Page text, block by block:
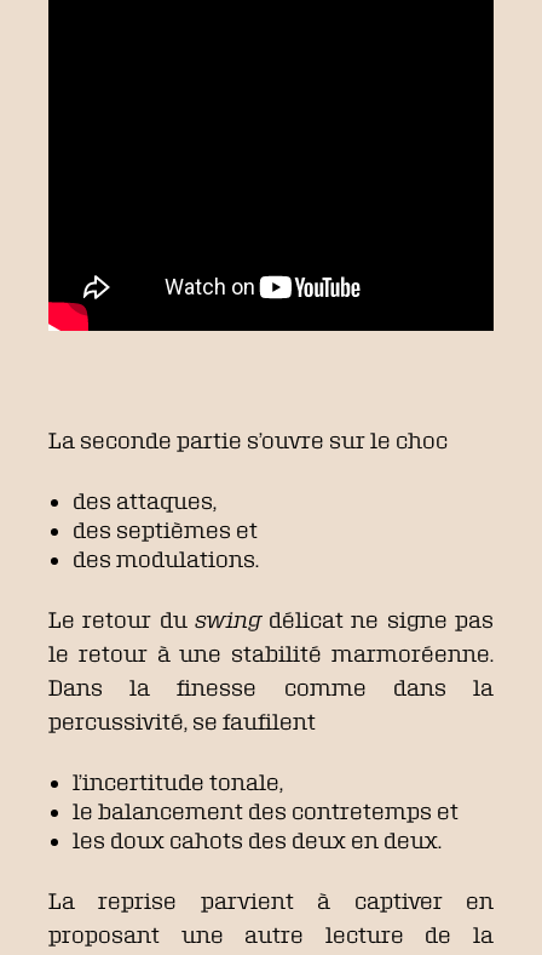
La seconde partie s’ouvre sur le choc
des attaques,
des septièmes et
des modulations.
Le retour du swingdélicat ne signe pas
le retour à une stabilité marmoréenne.
Dans la finesse comme dans la
percussivité, se faufilent
l’incertitude tonale,
le balancement des contretemps et
les doux cahots des deux en deux.
La reprise parvient à captiver en
proposant une autre lecture de la